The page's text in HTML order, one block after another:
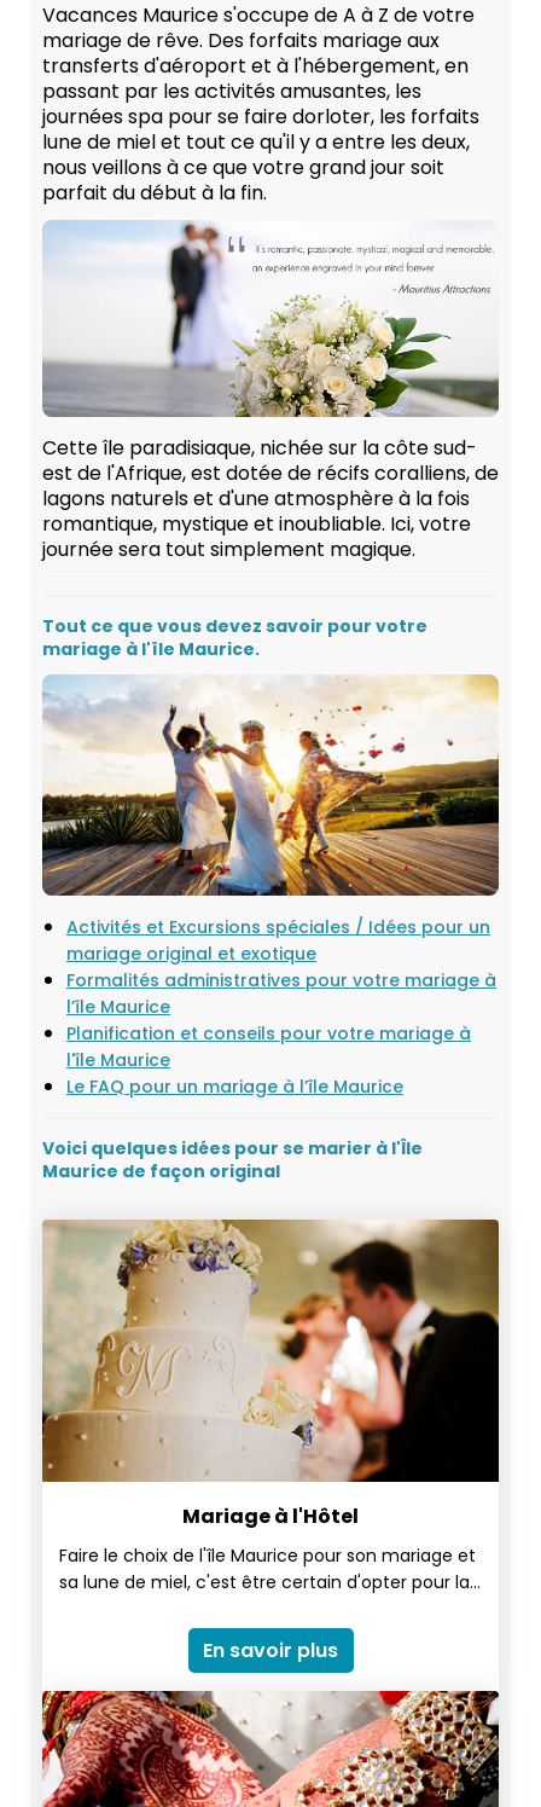
Vacances Maurice s'occupe de A à Z de votre
mariage de rêve. Des forfaits mariage aux
transferts d'aéroport et à l'hébergement, en
passant par les activités amusantes, les
journées spa pour se faire dorloter, les forfaits
lune de miel et tout ce qu'il y a entre les deux,
nous veillons à ce que votre grand jour soit
parfait du début à la fin.
Cette île paradisiaque, nichée sur la côte sud-
est de l'Afrique, est dotée de récifs coralliens, de
lagons naturels et d'une atmosphère à la fois
romantique, mystique et inoubliable. Ici, votre
journée sera tout simplement magique.
Tout ce que vous devez savoir pour votre
mariage à l'île Maurice.
Activités et Excursions spéciales / Idées pour un
mariage original et exotique
Formalités administratives pour votre mariage à
l’île Maurice
Planification et conseils pour votre mariage à
l'île Maurice
Le FAQ pour un mariage à l’île Maurice
Voici quelques idées pour se marier à l'Île
Maurice de façon original
Mariage à l'Hôtel
Faire le choix de l'île Maurice pour son mariage et
sa lune de miel, c'est être certain d'opter pour la
hôtels recommandés pour votre lune de miel
offriront aux jeunes mariés des cadeaux ou des
petites attentions comme un accueil VIP, un
cocktail apéritif, une corbeille de fruits et des
chambres spéciales honeymooners : intimes,
romantiques, raffinées et conçues pour vous
offrir un séjour inoubliable... Le tout dans un cadre
En savoir plus